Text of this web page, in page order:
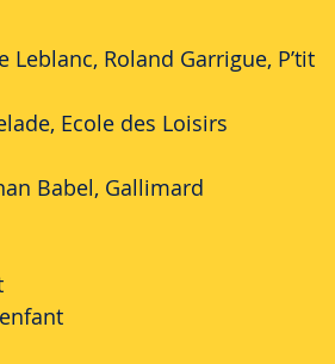
Ecole des Loisirs
Babel, Gallimard